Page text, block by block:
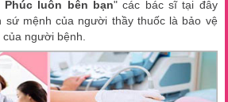
luôn bên bạn" các bác sĩ tại đây
sứ mệnh của người thầy thuốc là bảo vệ
người bệnh.